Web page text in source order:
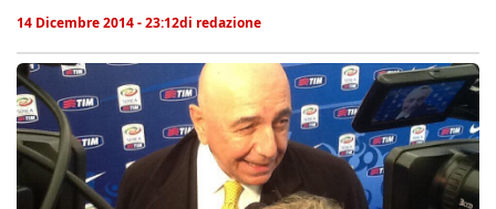
14 Dicembre 2014 - 23:12di redazione